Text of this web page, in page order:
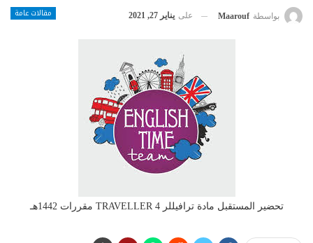
مقالات عامة بواسطة Maarouf على يناير 27, 2021
تحضير المستقبل مادة ترافيللر 4 TRAVELLER مقررات 1442هـ